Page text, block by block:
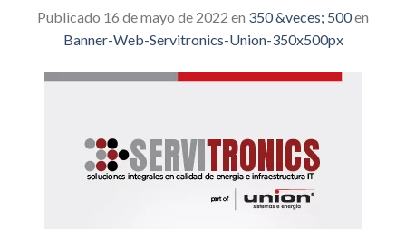
Publicado 16 de mayo de 2022 en 350 &veces; 500en
Banner-Web-Servitronics-Union-350x500px